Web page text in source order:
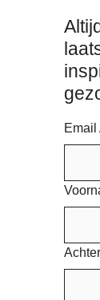
Email